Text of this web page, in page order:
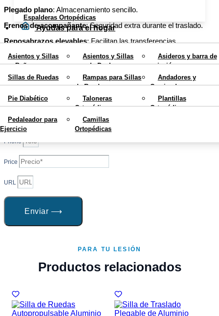
Espalderas Ortopédicas
Ayudas para el hogar
Asientos y Sillas
para Bañera
Asientos y Sillas
para la Ducha
Asideros y barra de
sujeción
Sillas con Inodoro Elevadores de WC Cojines Antiescaras
Colchones
Antiescaras
Teléfonos para
Personas Mayores
Mobiliario
Sillas de Ruedas
Rampas para Sillas
de Ruedas
Andadores y
Caminadores para
ancianos
Ortopédicos
Ortopédicas
Pie Diabético
Taloneras
Ortopédicas
Plantillas
Ortopédicas
Pedaleador para
Ejercicio
Camillas
Ortopédicas
X
Plegado plano: Almacenamiento sencillo.
Frenos de acompañante: Seguridad extra durante el traslado.
Reposabrazos elevables: Facilitan las transferencias.
Diseño compacto
: Perfecta para espacios públicos.
LO HE ENCONTRADO MÁS
BARATO
Name
Phone
Price
URL
Enviar ⟶
PARA TU LESIÓN
Productos relacionados